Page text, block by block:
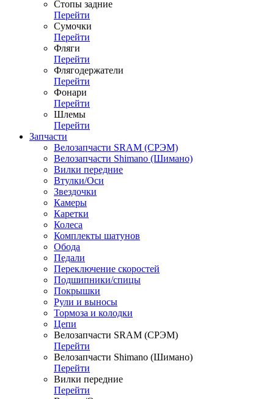
Стопы задние
Перейти
Сумочки
Перейти
Фляги
Перейти
Флягодержатели
Перейти
Фонари
Перейти
Шлемы
Перейти
Запчасти
Велозапчасти SRAM (СРЭМ)
Велозапчасти Shimano (Шимано)
Вилки передние
Втулки/Оси
Звездочки
Камеры
Каретки
Колеса
Комплекты шатунов
Обода
Педали
Переключение скоростей
Подшипники/спицы
Покрышки
Рули и выносы
Тормоза и колодки
Цепи
Велозапчасти SRAM (СРЭМ)
Перейти
Велозапчасти Shimano (Шимано)
Перейти
Вилки передние
Перейти